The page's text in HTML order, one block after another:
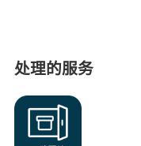
处理的服务